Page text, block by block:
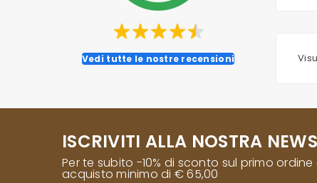
Vedi tutte le nostre recensioni
ISCRIVITI ALLA NOSTRA
Per te subito -10% di sconto sul primo
acquisto minimo di € 65,00